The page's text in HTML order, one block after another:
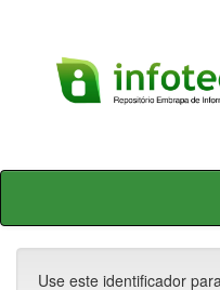
Skip
Use este identificador